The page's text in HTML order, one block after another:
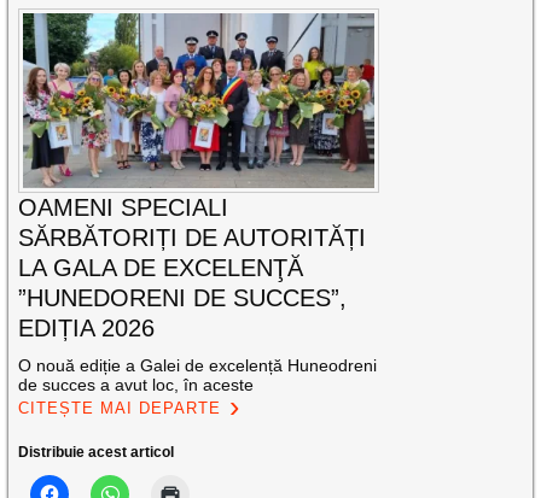
OAMENI SPECIALI
SĂRBĂTORIȚI DE AUTORITĂȚI
LA GALA DE EXCELENŢĂ
”HUNEDORENI DE SUCCES”,
EDIȚIA 2026
O nouă ediție a Galei de excelență Huneodreni
de succes a avut loc, în aceste
CITEȘTE MAI DEPARTE
Distribuie acest articol